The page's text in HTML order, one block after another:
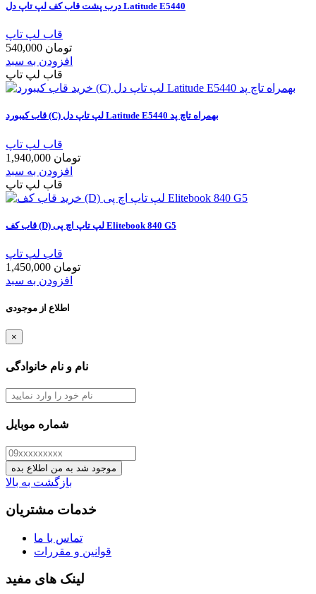
درب پشت قاب کف لپ تاپ دل Latitude E5440
قاب لپ تاپ
540,000 تومان
افزودن به سبد
قاب لپ تاپ
قاب کیبورد (C) لپ تاپ دل Latitude E5440 بهمراه تاچ پد
قاب لپ تاپ
1,940,000 تومان
افزودن به سبد
قاب لپ تاپ
قاب کف (D) لپ تاپ اچ پی Elitebook 840 G5
قاب لپ تاپ
1,450,000 تومان
افزودن به سبد
اطلاع از موجودی
×
نام و نام خانوادگی
شماره موبایل
موجود شد به من اطلاع بده
بازگشت به بالا
خدمات مشتریان
تماس با ما
قوانین و مقررات
لینک های مفید